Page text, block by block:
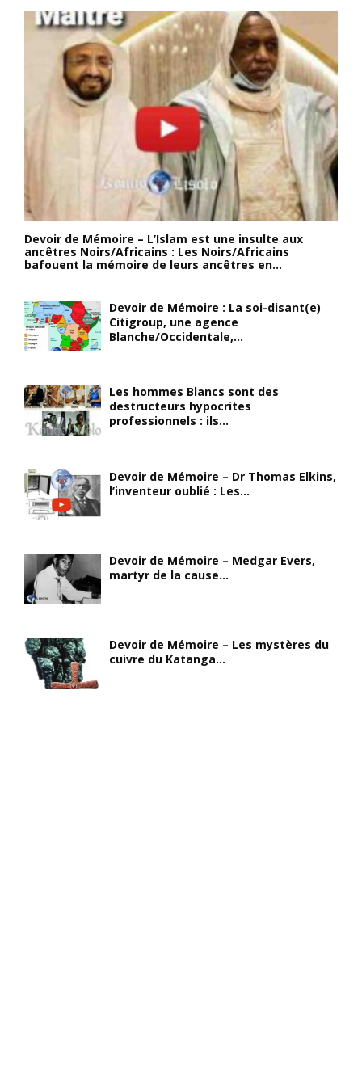
Devoir de Mémoire – L’Islam est une insulte aux
ancêtres Noirs/Africains : Les Noirs/Africains
bafouent la mémoire de leurs ancêtres en...
Devoir de Mémoire : La soi-disant(e)
Citigroup, une agence
Blanche/Occidentale,...
Les hommes Blancs sont des
destructeurs hypocrites
professionnels : ils...
Devoir de Mémoire – Dr Thomas Elkins,
l’inventeur oublié : Les...
Devoir de Mémoire – Medgar Evers,
martyr de la cause...
Devoir de Mémoire – Les mystères du
cuivre du Katanga...